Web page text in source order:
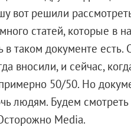
вот решили
статей, которые в
в таком документе
вносили, и сейчас,
50/50. Но
людям. Будем смотреть
Media.